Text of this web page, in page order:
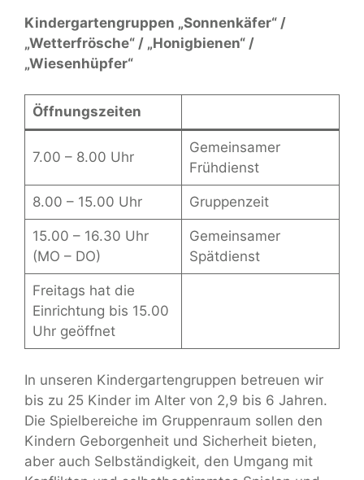
Kindergartengruppen „Sonnenkäfer“ /
„Wetterfrösche“ / „Honigbienen“ /
„Wiesenhüpfer“
Öffnungszeiten
7.00 – 8.00 Uhr
Gemeinsamer
Frühdienst
8.00 – 15.00 Uhr Gruppenzeit
15.00 – 16.30 Uhr
(MO – DO)
Gemeinsamer
Spätdienst
Freitags hat die
Einrichtung bis 15.00
Uhr geöffnet
In unseren Kindergartengruppen betreuen wir
bis zu 25 Kinder im Alter von 2,9 bis 6 Jahren.
Die Spielbereiche im Gruppenraum sollen den
Kindern Geborgenheit und Sicherheit bieten,
aber auch Selbständigkeit, den Umgang mit